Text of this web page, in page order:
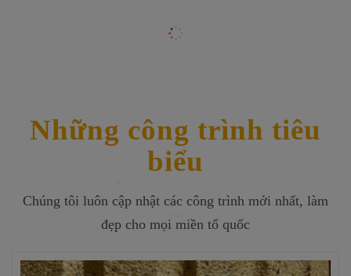
Những công trình tiêu
biểu
Chúng tôi luôn cập nhật các công trình mới nhất, làm
đẹp cho mọi miền tổ quốc